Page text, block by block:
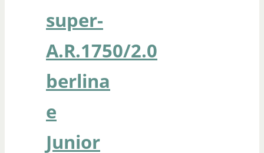
super-
A.R.1750/2.0
berlina
e
Junior